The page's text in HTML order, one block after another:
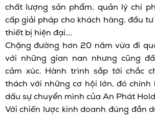
chất lượng sản phẩm, quản lý chi
cấp giải pháp cho khách hàng, đầu
thiết bị hiện đại….
Chặng đường hơn 20 năm vừa đi
với những gian nan nhưng cũng
cảm xúc. Hành trình sắp tới chắc
thách với những cơ hội lớn, đó chính
dấu sự chuyển mình của An Phát
Với chiến lược kinh doanh đúng đắn